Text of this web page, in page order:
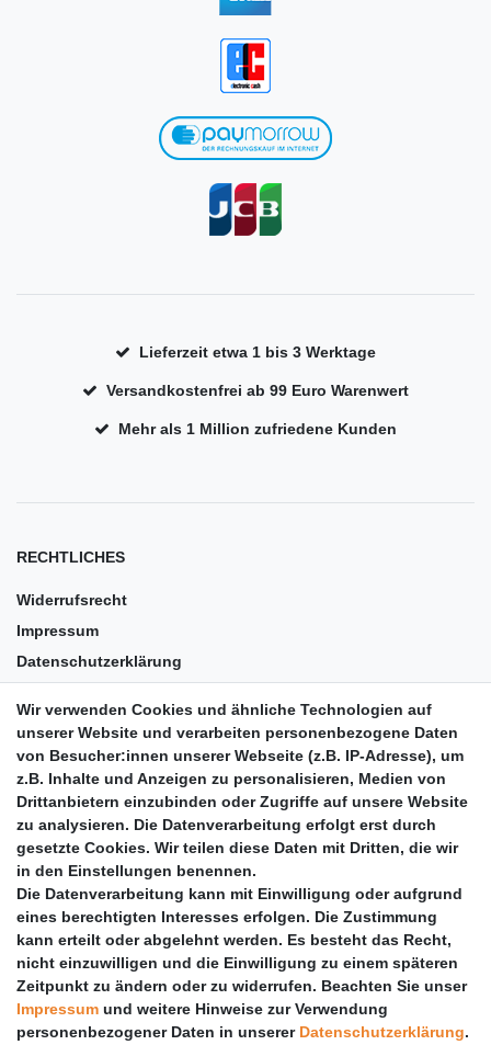
Lieferzeit etwa 1 bis 3 Werktage
Versandkostenfrei ab 99 Euro Warenwert
Mehr als 1 Million zufriedene Kunden
RECHTLICHES
Widerrufsrecht
Impressum
Datenschutzerklärung
Barrierefreiheit
Anleitungen
Vertrag widerrufen
PARTNER
DHL
GLS
PaketPLUS
SPONSORING
Wir verwenden Cookies und ähnliche Technologien auf
unserer Website und verarbeiten personenbezogene Daten
von Besucher:innen unserer Webseite (z.B. IP-Adresse), um
z.B. Inhalte und Anzeigen zu personalisieren, Medien von
Drittanbietern einzubinden oder Zugriffe auf unsere Website
zu analysieren. Die Datenverarbeitung erfolgt erst durch
gesetzte Cookies. Wir teilen diese Daten mit Dritten, die wir
in den Einstellungen benennen.
Die Datenverarbeitung kann mit Einwilligung oder aufgrund
eines berechtigten Interesses erfolgen. Die Zustimmung
kann erteilt oder abgelehnt werden. Es besteht das Recht,
nicht einzuwilligen und die Einwilligung zu einem späteren
Zeitpunkt zu ändern oder zu widerrufen. Beachten Sie unser
Impressum und weitere Hinweise zur Verwendung
personenbezogener Daten in unserer Daten­schutz­erklärung.